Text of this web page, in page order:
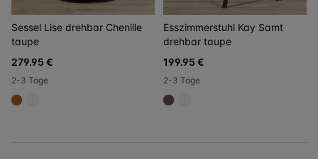
Sessel Lise drehbar Chenille
taupe
279.95 €
2-3 Tage
#b06023
Esszimmerstuhl Kay Samt
drehbar taupe
199.95 €
2-3 Tage
#6e5148